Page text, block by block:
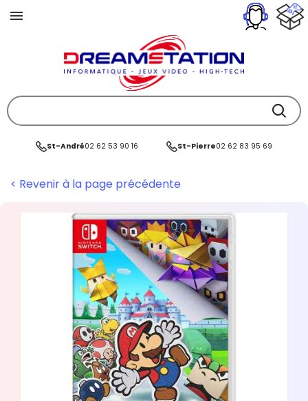
St-André02 62 53 90 16 St-Pierre02 62 83 95 69
< Revenir à la page précédente